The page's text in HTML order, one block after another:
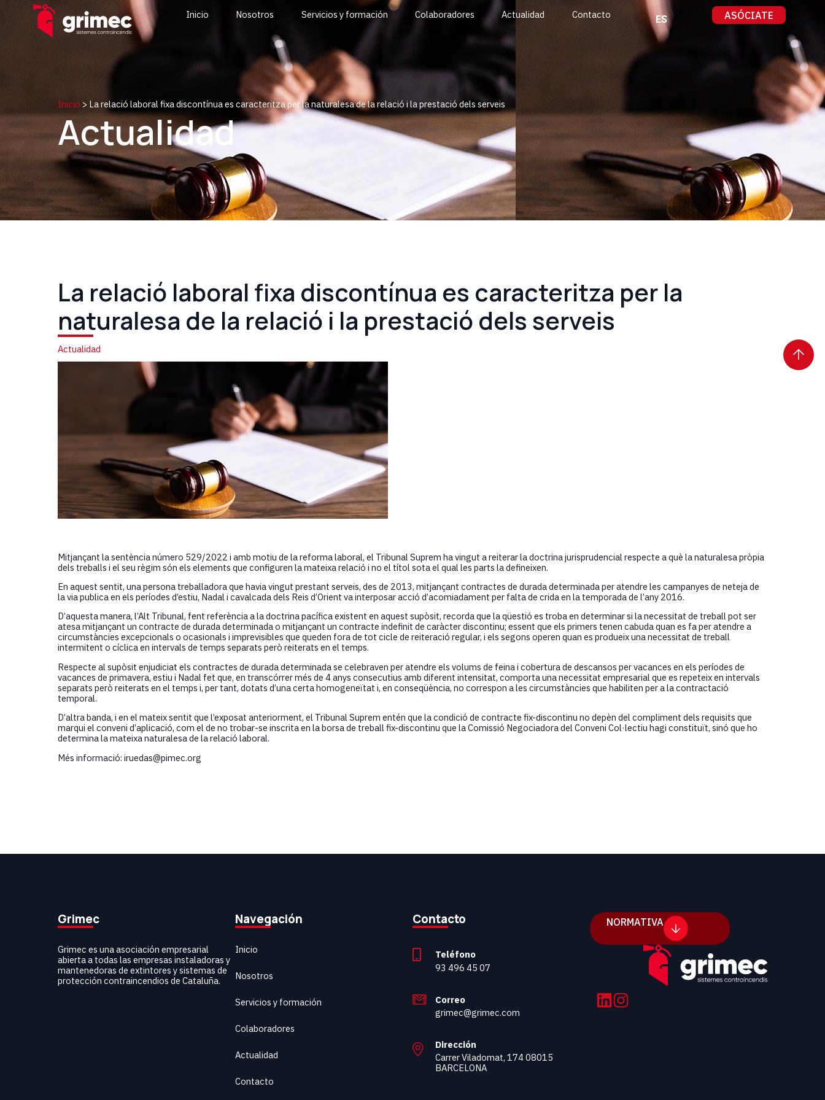
Inicio Nosotros Servicios y formación Colaboradores Actualidad Contacto ES ASÓCIATE
Inicio > La relació laboral fixa discontínua es caracteritza per la naturalesa de la relació i la prestació dels serveis
Actualidad
La relació laboral fixa discontínua es caracteritza per la
naturalesa de la relació i la prestació dels serveis
Actualidad
Mitjançant la sentència número 529/2022 i amb motiu de la reforma laboral, el Tribunal Suprem ha vingut a reiterar la doctrina jurisprudencial respecte a què la naturalesa pròpia
dels treballs i el seu règim són els elements que configuren la mateixa relació i no el títol sota el qual les parts la defineixen.
En aquest sentit, una persona treballadora que havia vingut prestant serveis, des de 2013, mitjançant contractes de durada determinada per atendre les campanyes de neteja de
la via publica en els períodes d’estiu, Nadal i cavalcada dels Reis d’Orient va interposar acció d’acomiadament per falta de crida en la temporada de l’any 2016.
D’aquesta manera, l’Alt Tribunal, fent referència a la doctrina pacífica existent en aquest supòsit, recorda que la qüestió es troba en determinar si la necessitat de treball pot ser
atesa mitjançant un contracte de durada determinada o mitjançant un contracte indefinit de caràcter discontinu; essent que els primers tenen cabuda quan es fa per atendre a
circumstàncies excepcionals o ocasionals i imprevisibles que queden fora de tot cicle de reiteració regular, i els segons operen quan es produeix una necessitat de treball
intermitent o cíclica en intervals de temps separats però reiterats en el temps.
Respecte al supòsit enjudiciat els contractes de durada determinada se celebraven per atendre els volums de feina i cobertura de descansos per vacances en els períodes de
vacances de primavera, estiu i Nadal fet que, en transcórrer més de 4 anys consecutius amb diferent intensitat, comporta una necessitat empresarial que es repeteix en intervals
separats però reiterats en el temps i, per tant, dotats d’una certa homogeneïtat i, en conseqüència, no correspon a les circumstàncies que habiliten per a la contractació
temporal.
D’altra banda, i en el mateix sentit que l’exposat anteriorment, el Tribunal Suprem entén que la condició de contracte fix-discontinu no depèn del compliment dels requisits que
marqui el conveni d’aplicació, com el de no trobar-se inscrita en la borsa de treball fix-discontinu que la Comissió Negociadora del Conveni Col·lectiu hagi constituït, sinó que ho
determina la mateixa naturalesa de la relació laboral.
Més informació: iruedas@pimec.org
Grimec
Grimec es una asociación empresarial
abierta a todas las empresas instaladoras y
mantenedoras de extintores y sistemas de
protección contraincendios de Cataluña.
Navegación
Inicio
Nosotros
Servicios y formación
Colaboradores
Actualidad
Contacto
Contacto
Teléfono
93 496 45 07
Correo
grimec@grimec.com
Dirección
Carrer Viladomat, 174 08015
BARCELONA
NORMATIVA